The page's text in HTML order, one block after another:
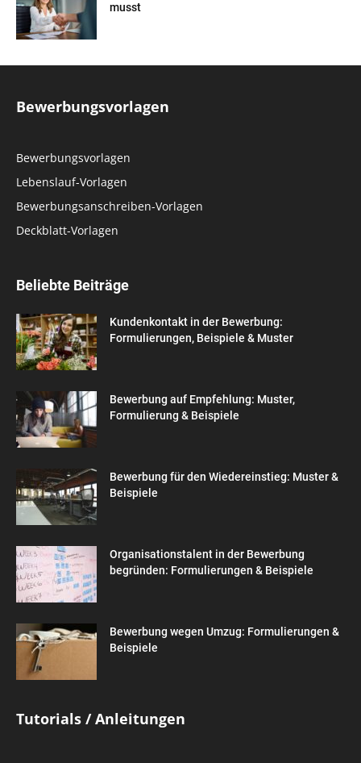
musst
Bewerbungsvorlagen
Bewerbungsvorlagen
Lebenslauf-Vorlagen
Bewerbungsanschreiben-Vorlagen
Deckblatt-Vorlagen
Beliebte Beiträge
Kundenkontakt in der Bewerbung:
Formulierungen, Beispiele & Muster
Bewerbung auf Empfehlung: Muster,
Formulierung & Beispiele
Bewerbung für den Wiedereinstieg: Muster &
Beispiele
Organisationstalent in der Bewerbung
begründen: Formulierungen & Beispiele
Bewerbung wegen Umzug: Formulierungen &
Beispiele
Tutorials / Anleitungen